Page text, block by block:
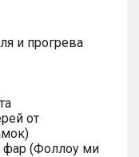
и прогрева
от
фар (Фоллоу ми